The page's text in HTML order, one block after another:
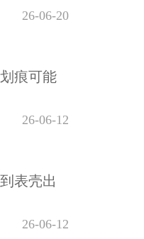
26-06-20
痕可能
26-06-12
表壳出
26-06-12